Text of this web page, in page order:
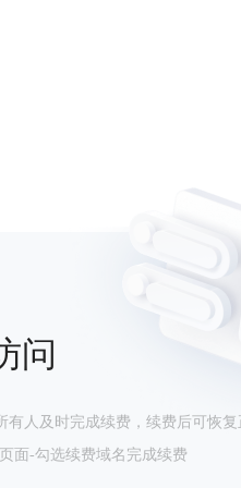
问
人及时完成续费，续费后可恢复
面-勾选续费域名完成续费